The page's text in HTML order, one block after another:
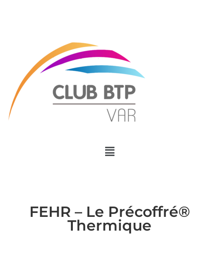
Menu
FEHR – Le Précoffré®
Thermique